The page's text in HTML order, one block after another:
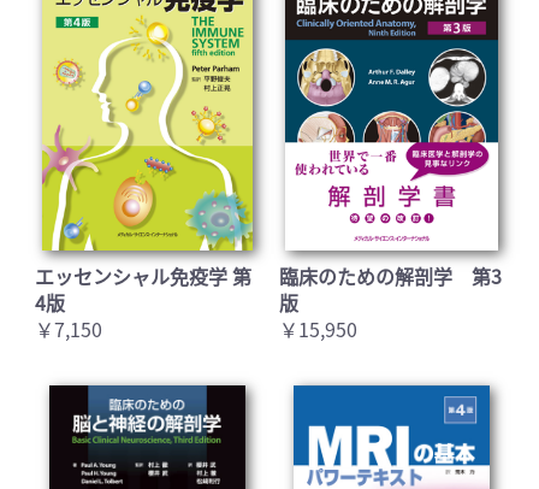
エッセンシャル免疫学 第
4版
￥7,150
臨床のための解剖学 第3
版
￥15,950